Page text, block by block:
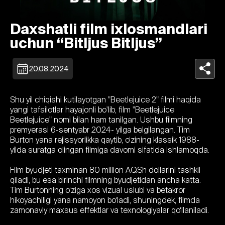
Daxshatli film ixlosmandlari
uchun “Bitljus Bitljus”
20.08.2024
Shu yil chiqishi kutilayotgan "Beetlejuice 2" filmi haqida
yangi tafsilotlar hayajonli bo'lib, film "Beetlejuice
Beetlejuice" nomi bilan ham tanilgan. Ushbu filmning
premyerasi 6-sentyabr 2024- yilga belgilangan. Tim
Burton yana rejissyorlikka qaytib, o‘zining klassik 1988-
yilda suratga olingan filmiga davomi sifatida ishlamoqda.
Film byudjeti taxminan 80 million AQSh dollarini tashkil
qiladi, bu esa birinchi filmning byudjetidan ancha katta.
Tim Burtonning o‘ziga xos vizual uslubi va betakror
hikoyachiligi yana namoyon bo‘ladi, shuningdek, filmda
zamonaviy maxsus effektlar va texnologiyalar qo‘llaniladi.